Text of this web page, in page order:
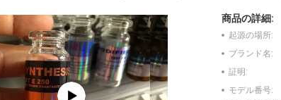
商品の詳細:
起源の場所:
ブランド名:
証明:
モデル番号: